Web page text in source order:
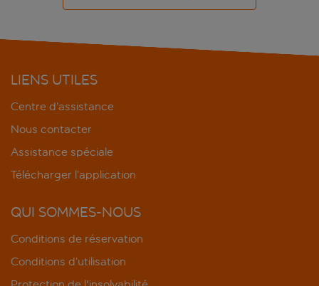
LIENS UTILES
Centre d’assistance
Nous contacter
Assistance spéciale
Télécharger l’application
QUI SOMMES-NOUS
Conditions de réservation
Conditions d’utilisation